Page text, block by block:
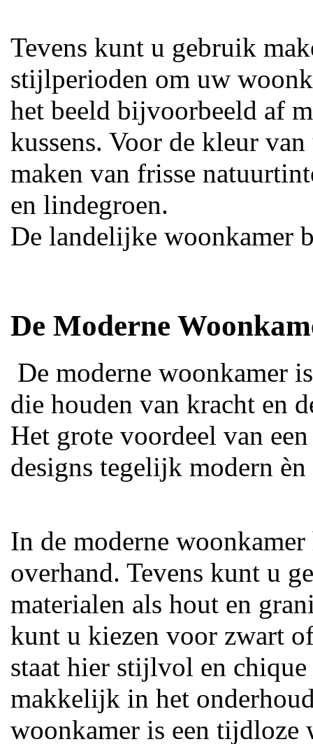
Tevens kunt u gebruik
stijlperioden om uw
het beeld bijvoorbeeld af
kussens. Voor de kleur
maken van frisse
en lindegroen.
De landelijke woonkamer
De Moderne
De moderne woonkamer
die houden van kracht en
Het grote voordeel van
designs tegelijk modern
In de moderne
overhand. Tevens kunt u
materialen als hout en
kunt u kiezen voor zwart
staat hier stijlvol en
makkelijk in het
woonkamer is een tijdloze